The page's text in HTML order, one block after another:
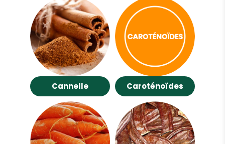
Cannelle Caroténoïdes